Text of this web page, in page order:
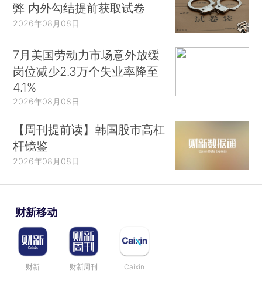
弊 内外勾结提前获取试卷
2026年08月08日
7月美国劳动力市场意外放缓
岗位减少2.3万个失业率降至
4.1%
2026年08月08日
【周刊提前读】韩国股市高杠
杆镜鉴
2026年08月08日
财新移动
财新 财新周刊 Caixin